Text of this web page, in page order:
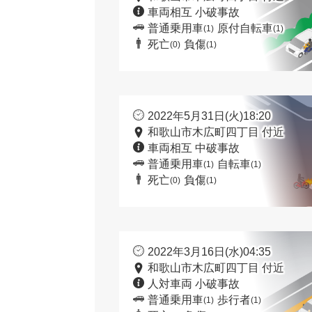
車両相互 小破事故
普通乗用車(1) 原付自転車(1)
死亡(0) 負傷(1)
2022年5月31日(火)18:20
和歌山市木広町四丁目 付近
車両相互 中破事故
普通乗用車(1) 自転車(1)
死亡(0) 負傷(1)
2022年3月16日(水)04:35
和歌山市木広町四丁目 付近
人対車両 小破事故
普通乗用車(1) 歩行者(1)